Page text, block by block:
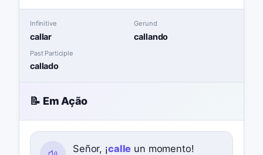
Infinitive
callar
Gerund
callando
Past Participle
callado
📝 Em Ação
Señor, ¡calle un momento!